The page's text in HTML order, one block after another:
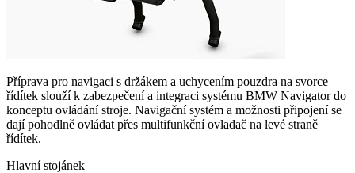
Příprava pro navigaci s držákem a uchycením pouzdra na svorce
řídítek slouží k zabezpečení a integraci systému BMW Navigator do
konceptu ovládání stroje. Navigační systém a možnosti připojení se
dají pohodlně ovládat přes multifunkční ovladač na levé straně
řídítek.
Hlavní stojánek